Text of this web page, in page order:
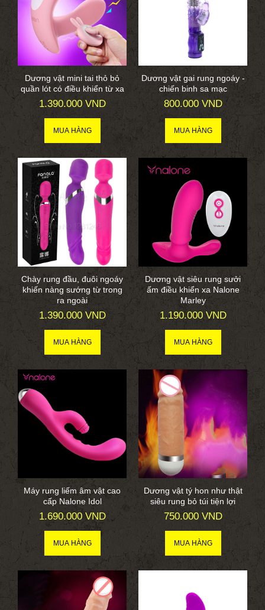
Dương vật mini tai thỏ bỏ
quần lót có điều khiển từ xa
1.390.000 VND
Dương vật gai rung ngoáy -
chiến binh sa mạc
800.000 VND
Chày rung đầu, đuôi ngoáy
khiến nàng sướng từ trong
ra ngoài
1.390.000 VND
Dương vật siêu rung sưởi
ấm điều khiển xa Nalone
Marley
1.190.000 VND
Máy rung liếm âm vật cao
cấp Nalone Idol
1.690.000 VND
Dương vật tý hon như thật
siêu rung bỏ túi tiện lợi
750.000 VND